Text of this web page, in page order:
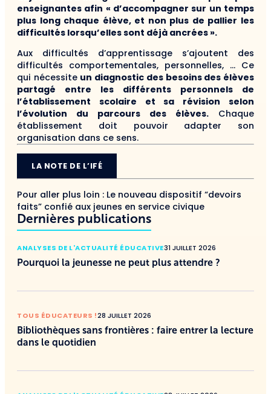
enseignantes afin « d’accompagner sur un temps
plus long chaque élève, et non plus de pallier les
difficultés lorsqu’elles sont déjà ancrées ».
Aux difficultés d’apprentissage s’ajoutent des
difficultés comportementales, personnelles, … Ce
qui nécessite un diagnostic des besoins des élèves
partagé entre les différents personnels de
l’établissement scolaire et sa révision selon
l’évolution du parcours des élèves. Chaque
établissement doit pouvoir adapter son
organisation dans ce sens.
LA NOTE DE L’IFÉ
Pour aller plus loin : Le nouveau dispositif “devoirs
faits” confié aux jeunes en service civique
Dernières publications
ANALYSES DE L'ACTUALITÉ ÉDUCATIVE31 JUILLET 2026
Pourquoi la jeunesse ne peut plus attendre ?
TOUS ÉDUCATEURS !28 JUILLET 2026
Bibliothèques sans frontières : faire entrer la lecture
dans le quotidien